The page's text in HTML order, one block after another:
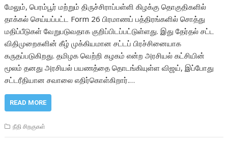
மேலும், பெரம்பூர் மற்றும் திருச்சிராப்பள்ளி கிழக்கு தொகுதிகளில்
தாக்கல் செய்யப்பட்ட Form 26 பிரமாணப் பத்திரங்களில் சொத்து
மதிப்பீடுகள் வேறுபடுவதாக குறிப்பிடப்பட்டுள்ளது. இது தேர்தல் சட்ட
விதிமுறைகளின் கீழ் முக்கியமான சட்டப் பிரச்சினையாக
கருதப்படுகிறது. தமிழக வெற்றி கழகம் என்ற அரசியல் கட்சியின்
மூலம் தனது அரசியல் பயணத்தை தொடங்கியுள்ள விஜய், இப்போது
சட்டரீதியான சவாலை எதிர்கொள்கிறார்.…
READ MORE
நீதி சிறகுகள்